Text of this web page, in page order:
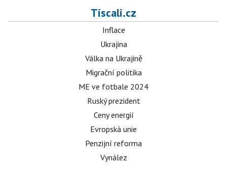
Tiscali.cz
Inflace
Ukrajina
Válka na Ukrajině
Migrační politika
ME ve fotbale 2024
Ruský prezident
Ceny energií
Evropská unie
Penzijní reforma
Vynález